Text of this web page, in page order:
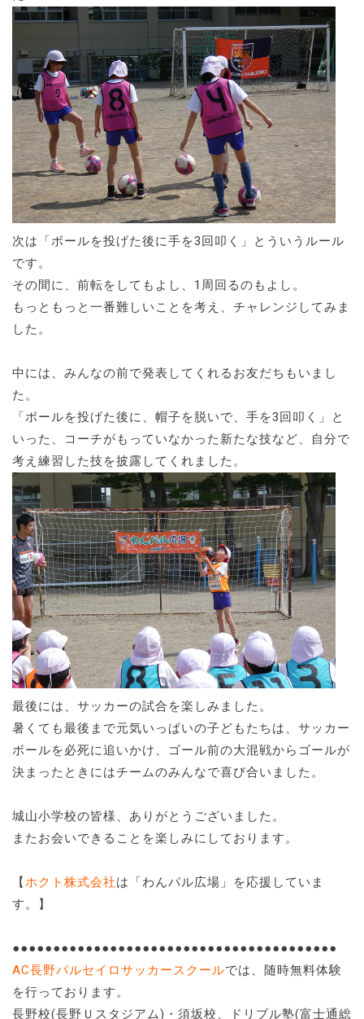
次は「ボールを投げた後に手を3回叩く」とういうルール
です。
その間に、前転をしてもよし、1周回るのもよし。
もっともっと一番難しいことを考え、チャレンジしてみま
した。
中には、みんなの前で発表してくれるお友だちもいまし
た。
「ボールを投げた後に、帽子を脱いで、手を3回叩く」と
いった、コーチがもっていなかった新たな技など、自分で
考え練習した技を披露してくれました。
最後には、サッカーの試合を楽しみました。
暑くても最後まで元気いっぱいの子どもたちは、サッカー
ボールを必死に追いかけ、ゴール前の大混戦からゴールが
決まったときにはチームのみんなで喜び合いました。
城山小学校の皆様、ありがとうございました。
またお会いできることを楽しみにしております。
【ホクト株式会社は「わんパル広場」を応援していま
す。】
●●●●●●●●●●●●●●●●●●●●●●●●●●●●●●●●●●●●●●●●
AC長野パルセイロサッカースクールでは、随時無料体験
を行っております。
長野校(長野Ｕスタジアム)・須坂校、ドリブル塾(富士通総